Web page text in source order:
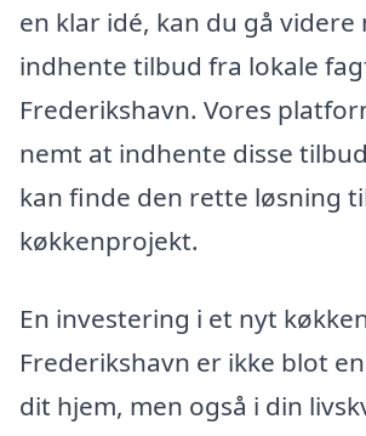
en klar idé, kan du gå videre
indhente tilbud fra lokale
Frederikshavn. Vores
nemt at indhente disse
kan finde den rette løsning
køkkenprojekt.
En investering i et nyt
Frederikshavn er ikke blot
dit hjem, men også i din